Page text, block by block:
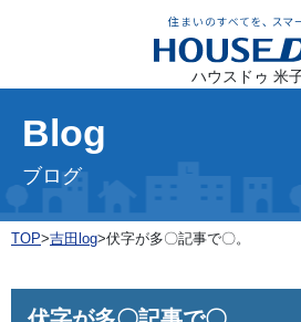
ハウスドゥ 米
Blog
ブログ
TOP>吉田log>伏字が多〇記事で〇。